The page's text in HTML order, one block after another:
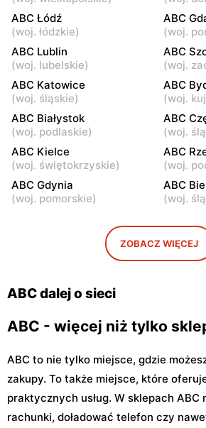
20
ABC
Warszawa, ul. Łochowska
39
ABC
ABC
Warszawa, ul. Staniewicka
24
ABC
ABC
Warszawa, ul. Grenadierów
2
ABC
Warszawa, ul. Andrzeja
3
Warszawa, ul. Sulejkowska
43
ABC Łódź
(woj. łódzkie)
ABC
(woj.
ABC Lublin
(woj. lubelskie)
ABC
(woj.
ABC Katowice
(woj. śląskie)
ABC
(woj.
ABC Białystok
(woj. podlaskie)
ABC
(woj.
ABC Kielce
(woj. świętokrzyskie)
ABC
(woj.
ABC Gdynia
(woj. pomorskie)
ABC
(woj.
ZOBACZ WIĘCEJ
ABC dalej o sieci
ABC - więcej niż tylko
ABC to nie tylko miejsce, gdzie
zakupy. To także miejsce, które
praktycznych usług. W sklepach ABC
rachunki, doładować telefon czy